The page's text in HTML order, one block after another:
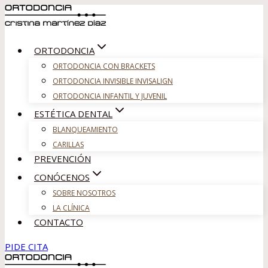
Saltar
al
ORTODONCIA
ORTODONCIA CON BRACKETS
ORTODONCIA INVISIBLE INVISALIGN
ORTODONCIA INFANTIL Y JUVENIL
ESTÉTICA DENTAL
BLANQUEAMIENTO
CARILLAS
PREVENCIÓN
CONÓCENOS
SOBRE NOSOTROS
LA CLÍNICA
CONTACTO
PIDE CITA